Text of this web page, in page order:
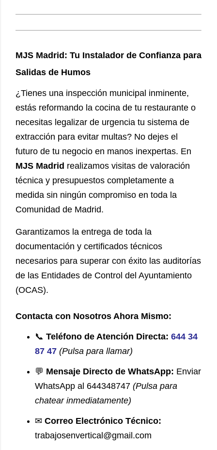
MJS Madrid: Tu Instalador de Confianza para
Salidas de Humos
¿Tienes una inspección municipal inminente,
estás reformando la cocina de tu restaurante o
necesitas legalizar de urgencia tu sistema de
extracción para evitar multas? No dejes el
futuro de tu negocio en manos inexpertas. En
MJS Madrid realizamos visitas de valoración
técnica y presupuestos completamente a
medida sin ningún compromiso en toda la
Comunidad de Madrid.
Garantizamos la entrega de toda la
documentación y certificados técnicos
necesarios para superar con éxito las auditorías
de las Entidades de Control del Ayuntamiento
(OCAS).
Contacta con Nosotros Ahora Mismo:
📞 Teléfono de Atención Directa: 644 34
87 47 (Pulsa para llamar)
💬 Mensaje Directo de WhatsApp: Enviar
WhatsApp al 644348747 (Pulsa para
chatear inmediatamente)
✉ Correo Electrónico Técnico:
trabajosenvertical@gmail.com